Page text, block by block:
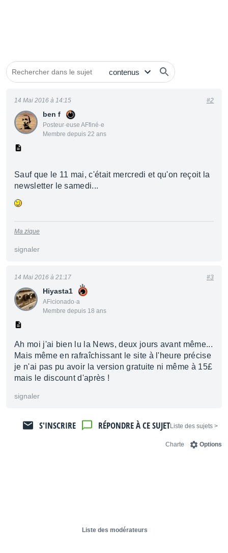
ben f
Posteur·euse AFfiné·e
Membre depuis 22 ans
14 Mai 2016 à 14:15 #2
Sauf que le 11 mai, c'était mercredi et qu'on reçoit la
newsletter le samedi...
Ma zique
signaler
Hiyasta1
AFicionado·a
Membre depuis 18 ans
14 Mai 2016 à 21:17 #3
Ah moi j'ai bien lu la News, deux jours avant même...
Mais même en rafraîchissant le site à l'heure précise
je n'ai pas pu avoir la version gratuite ni même à 15£
mais le discount d'après !
signaler
< Liste des sujets
RÉPONDRE À CE SUJET
S'INSCRIRE
Options
Charte
Liste des modérateurs